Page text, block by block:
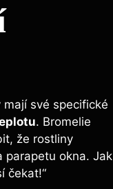
své specifické
. Bromelie
že rostliny
parapetu okna. Jak
čekat!“